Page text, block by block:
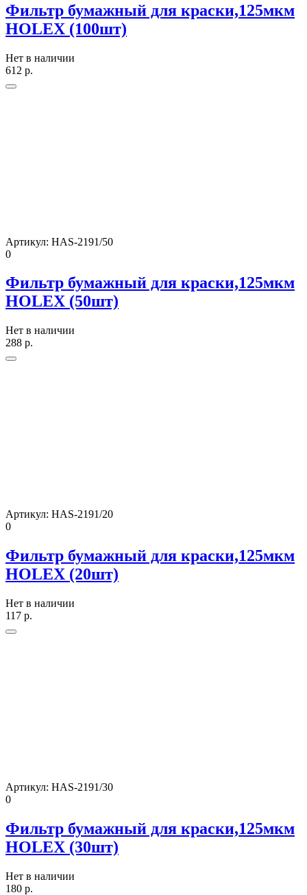
Фильтр бумажный для краски,125мкм
HOLEX (100шт)
Нет в наличии
612 р.
Артикул: HAS-2191/50
0
Фильтр бумажный для краски,125мкм
HOLEX (50шт)
Нет в наличии
288 р.
Артикул: HAS-2191/20
0
Фильтр бумажный для краски,125мкм
HOLEX (20шт)
Нет в наличии
117 р.
Артикул: HAS-2191/30
0
Фильтр бумажный для краски,125мкм
HOLEX (30шт)
Нет в наличии
180 р.